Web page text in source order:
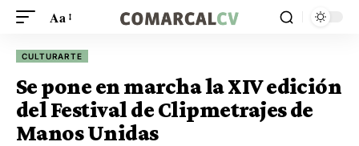
Aa
CULTURARTE
Se pone en marcha la XIV edición
del Festival de Clipmetrajes de
Manos Unidas